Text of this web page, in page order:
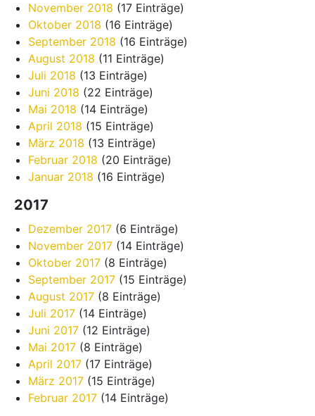
November 2018 (17 Einträge)
Oktober 2018 (16 Einträge)
September 2018 (16 Einträge)
August 2018 (11 Einträge)
Juli 2018 (13 Einträge)
Juni 2018 (22 Einträge)
Mai 2018 (14 Einträge)
April 2018 (15 Einträge)
März 2018 (13 Einträge)
Februar 2018 (20 Einträge)
Januar 2018 (16 Einträge)
2017
Dezember 2017 (6 Einträge)
November 2017 (14 Einträge)
Oktober 2017 (8 Einträge)
September 2017 (15 Einträge)
August 2017 (8 Einträge)
Juli 2017 (14 Einträge)
Juni 2017 (12 Einträge)
Mai 2017 (8 Einträge)
April 2017 (17 Einträge)
März 2017 (15 Einträge)
Februar 2017 (14 Einträge)